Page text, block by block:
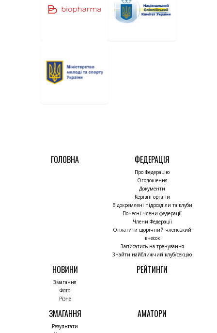
ГОЛОВНА ФЕДЕРАЦІЯ
Про Федерацію
Оголошення
Документи
Керівні органи
Відокремлені підрозділи та клуби
Почесні члени федерації
Члени Федерації
Оплатити щорічний членський
внесок
Записатись на тренування
Знайти найближчий клуб/секцію
НОВИНИ
Змагання
Фото
Різне
РЕЙТИНГИ
ЗМАГАННЯ
Результати
АМАТОРИ